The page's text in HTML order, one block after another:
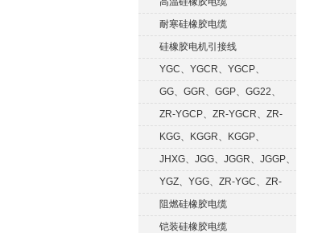
耐寒硅橡胶电缆
硅橡胶电机引接线
YGC、YGCR、YGCP、
YGCRP
GG、GGR、GGP、GG22、
GGRP
ZR-YGCP、ZR-YGCR、ZR-
YGCRP
KGG、KGGR、KGGP、
KGGRP
JHXG、JGG、JGGR、JGGP、
JGGFYGZ、YGG、ZR-YGC、ZR-
KGG阻燃硅橡胶电缆
铠装硅橡胶电缆